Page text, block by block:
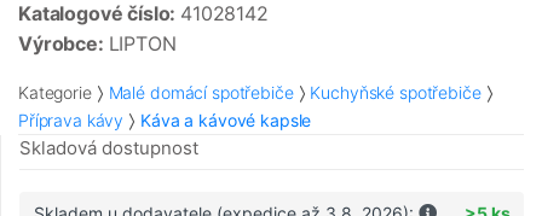
Katalogové číslo: 41028142
Výrobce: LIPTON
Kategorie Malé domácí spotřebiče
Kuchyňské spotřebiče
Příprava kávy
Káva a kávové kapsle
Skladová dostupnost